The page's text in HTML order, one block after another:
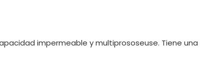
impermeable y multiprososeuse. Tiene una